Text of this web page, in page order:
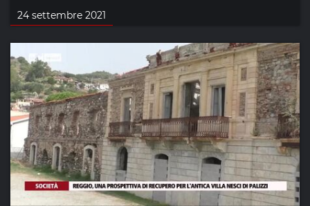
24 settembre 2021